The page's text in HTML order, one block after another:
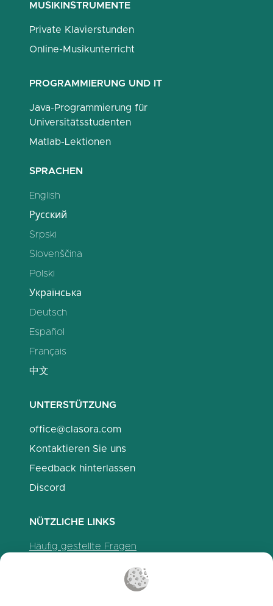
MUSIKINSTRUMENTE
Private Klavierstunden
Online-Musikunterricht
PROGRAMMIERUNG UND IT
Java-Programmierung für
Universitätsstudenten
Matlab-Lektionen
SPRACHEN
English
Русский
Srpski
Slovenščina
Polski
Українська
Deutsch
Español
Français
中文
UNTERSTÜTZUNG
office@clasora.com
Kontaktieren Sie uns
Feedback hinterlassen
Discord
NÜTZLICHE LINKS
Häufig gestellte Fragen